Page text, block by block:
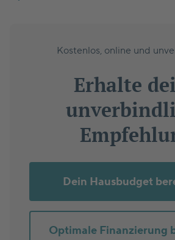
Kostenlos, online und
Erhalte
Dein Hausbudget
Optimale Finanzierung